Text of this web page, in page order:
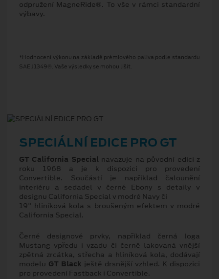
odpružení MagneRide®. To vše v rámci standardní
výbavy.
*Hodnocení výkonu na základě prémiového paliva podle standardu
SAE J1349®. Vaše výsledky se mohou lišit.
SPECIÁLNÍ EDICE PRO GT
GT California Special navazuje na původní edici z
roku 1968 a je k dispozici pro provedení
Convertible. Součástí je například čalounění
interiéru a sedadel v černé Ebony s detaily v
designu California Special v modré Navy či
19" hliníková kola s broušeným efektem v modré
California Special.
Černé designové prvky, například černá loga
Mustang vpředu i vzadu či černě lakovaná vnější
zpětná zrcátka, střecha a hliníková kola, dodávají
modelu GT Black ještě drsnější vzhled. K dispozici
pro provedení Fastback i Convertible.